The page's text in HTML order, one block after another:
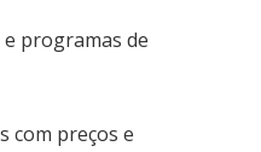
programas de
com preços e